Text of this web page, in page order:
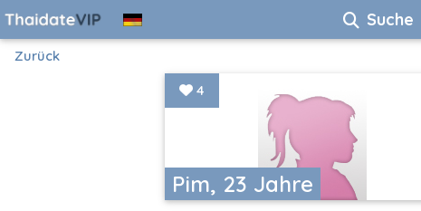
Suche
Zurück
Pim, 23 Jahre
4